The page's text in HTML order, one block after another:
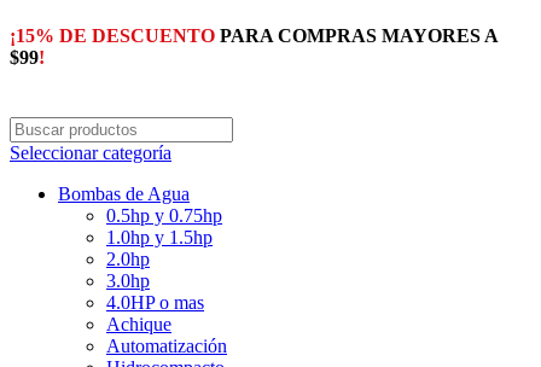
¡15% DE DESCUENTO PARA COMPRAS MAYORES A
$99!
Seleccionar categoría
Bombas de Agua
0.5hp y 0.75hp
1.0hp y 1.5hp
2.0hp
3.0hp
4.0HP o mas
Achique
Automatización